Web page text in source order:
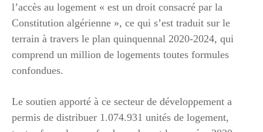
l’accès au logement « est un droit consacré par la
Constitution algérienne », ce qui s’est traduit sur le
terrain à travers le plan quinquennal 2020-2024, qui
comprend un million de logements toutes formules
confondues.
Le soutien apporté à ce secteur de développement a
permis de distribuer 1.074.931 unités de logement,